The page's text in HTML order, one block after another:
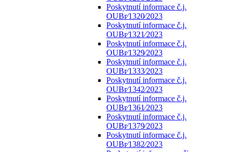
Poskytnutí informace č.j.
OUBr⁄1320⁄2023
Poskytnutí informace č.j.
OUBr⁄1321⁄2023
Poskytnutí informace č.j.
OUBr⁄1329⁄2023
Poskytnutí informace č.j.
OUBr⁄1333⁄2023
Poskytnutí informace č.j.
OUBr⁄1342⁄2023
Poskytnutí informace č.j.
OUBr⁄1361⁄2023
Poskytnutí informace č.j.
OUBr⁄1379⁄2023
Poskytnutí informace č.j.
OUBr⁄1382⁄2023